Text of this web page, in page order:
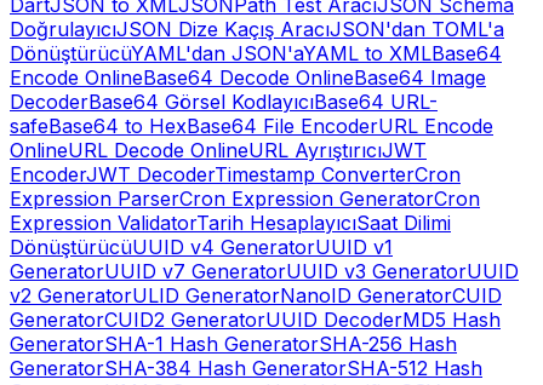
DartJSON to XMLJSONPath Test AracıJSON Schema
DoğrulayıcıJSON Dize Kaçış AracıJSON'dan TOML'a
DönüştürücüYAML'dan JSON'aYAML to XMLBase64
Encode OnlineBase64 Decode OnlineBase64 Image
DecoderBase64 Görsel KodlayıcıBase64 URL-
safeBase64 to HexBase64 File EncoderURL Encode
OnlineURL Decode OnlineURL AyrıştırıcıJWT
EncoderJWT DecoderTimestamp ConverterCron
Expression ParserCron Expression GeneratorCron
Expression ValidatorTarih HesaplayıcıSaat Dilimi
DönüştürücüUUID v4 GeneratorUUID v1
GeneratorUUID v7 GeneratorUUID v3 GeneratorUUID
v2 GeneratorULID GeneratorNanoID GeneratorCUID
GeneratorCUID2 GeneratorUUID DecoderMD5 Hash
GeneratorSHA-1 Hash GeneratorSHA-256 Hash
GeneratorSHA-384 Hash GeneratorSHA-512 Hash